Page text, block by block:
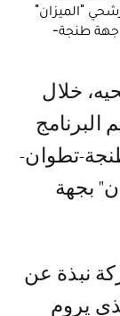
مرشحي "الميزان"
جهة طنجة-
البرنامج
تطوان-
بجهة
نبذة عن
يروم